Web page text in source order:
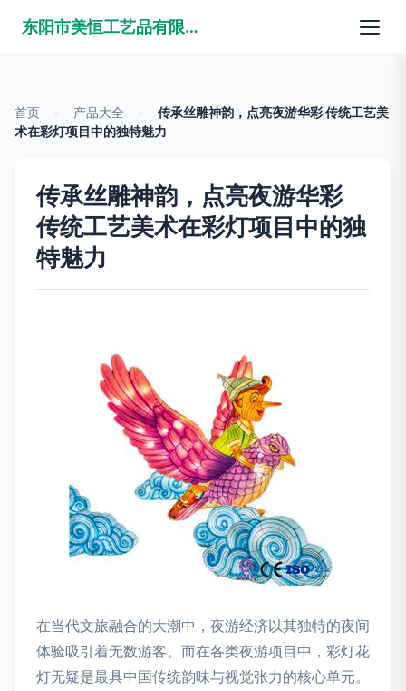
东阳市美恒工艺品有限公司
首页 产品大全
传承丝雕神韵，点亮夜游华彩 传统工艺美
术在彩灯项目中的独特魅力
传承丝雕神韵，点亮夜游华彩
传统工艺美术在彩灯项目中的独
特魅力
在当代文旅融合的大潮中，夜游经济以其独特的夜间
体验吸引着无数游客。而在各类夜游项目中，彩灯花
灯无疑是最具中国传统韵味与视觉张力的核心单元。